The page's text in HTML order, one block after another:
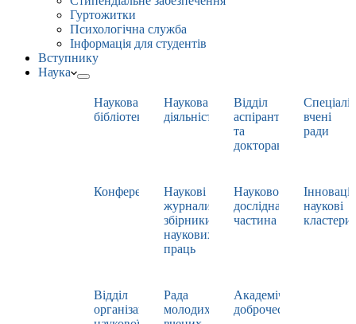
Гуртожитки
Психологічна служба
Інформація для студентів
Вступнику
Наука
Наукова
бібліотека
Наукова
діяльність
Відділ
аспірантури
та
докторантури
вчені
ради
Конференції
Наукові
журнали,
збірники
наукових
праць
Науково-
дослідна
частина
наукові
кластери
Відділ
організації
Рада
молодих
Академічна
доброчесність